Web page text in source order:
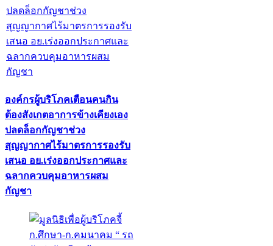
องค์กรผู้บริโภคเตือนคนกิน
ต้องสังเกตอาการข้างเคียงเอง
ปลดล็อกกัญชาช่วง
สุญญากาศไร้มาตรการรองรับ
เสนอ อย.เร่งออกประกาศและ
ฉลากควบคุมอาหารผสม
กัญชา